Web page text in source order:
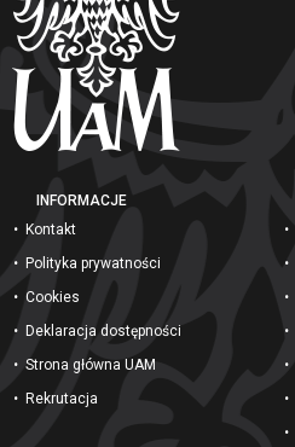
INFORMACJE
Kontakt
Polityka prywatności
Cookies
Deklaracja dostępności
Strona główna UAM
Rekrutacja